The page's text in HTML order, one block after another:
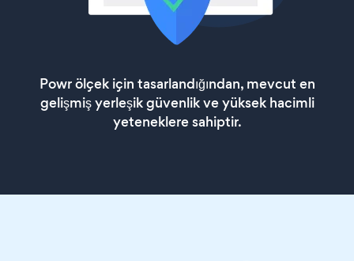
Powr ölçek için tasarlandığından, mevcut en
gelişmiş yerleşik güvenlik ve yüksek hacimli
yeteneklere sahiptir.